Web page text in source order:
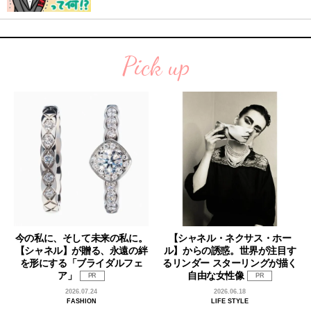
Pick up
今の私に、そして未来の私に。
【シャネル】が贈る、永遠の絆
を形にする「ブライダルフェ
ア」
PR
2026.07.24
FASHION
【シャネル・ネクサス・ホー
ル】からの誘惑。世界が注目す
るリンダー スターリングが描く
自由な女性像
PR
2026.06.18
LIFE STYLE